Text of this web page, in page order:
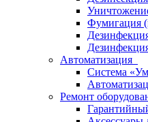
Фумигация
Автоматизация
Система
Ремонт